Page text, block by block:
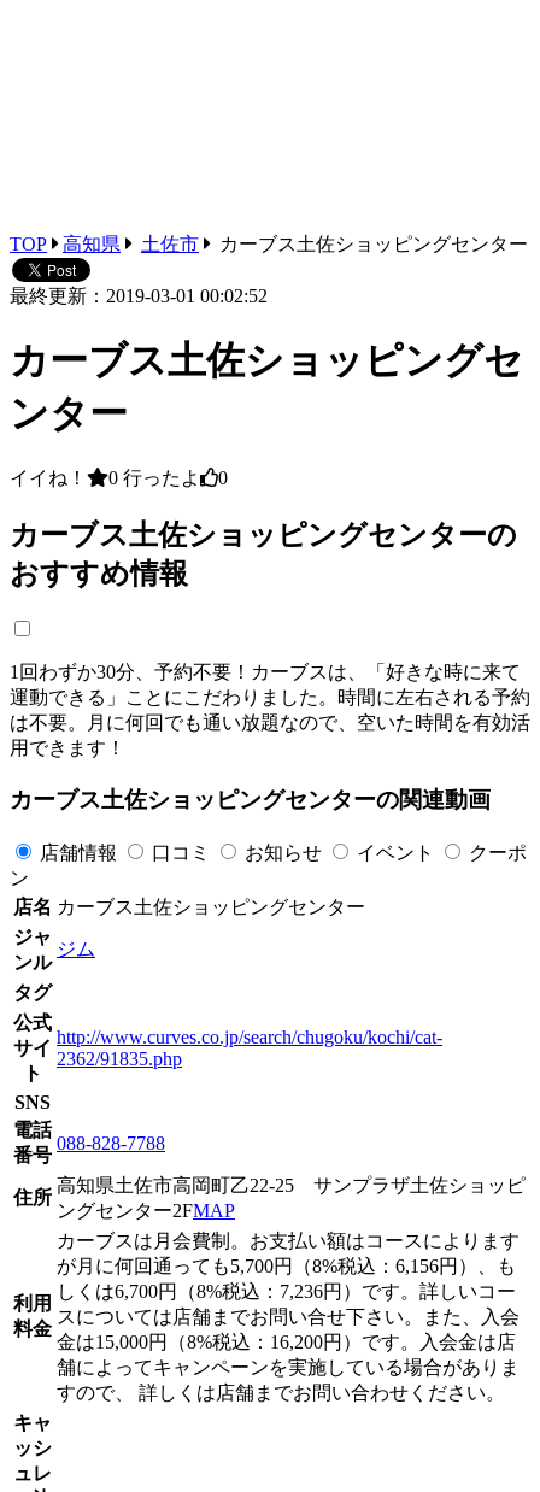
TOP 高知県 土佐市 カーブス土佐ショッピングセンター
最終更新：2019-03-01 00:02:52
カーブス土佐ショッピングセ
ンター
イイね！ 0 行ったよ 0
カーブス土佐ショッピングセンターの
おすすめ情報
1回わずか30分、予約不要！カーブスは、「好きな時に来て
運動できる」ことにこだわりました。時間に左右される予約
は不要。月に何回でも通い放題なので、空いた時間を有効活
用できます！
カーブス土佐ショッピングセンターの関連動画
店舗情報 口コミ お知らせ イベント
クーポ
ン
店名 カーブス土佐ショッピングセンター
ジャ
ンル
ジム
タグ
公式
サイ
ト
http://www.curves.co.jp/search/chugoku/kochi/cat-
2362/91835.php
SNS
電話
番号
088-828-7788
住所
高知県土佐市高岡町乙22-25 サンプラザ土佐ショッピ
ングセンター2FMAP
利用
料金
カーブスは月会費制。お支払い額はコースによります
が月に何回通っても5,700円（8%税込：6,156円）、も
しくは6,700円（8%税込：7,236円）です。詳しいコー
スについては店舗までお問い合せ下さい。また、入会
金は15,000円（8%税込：16,200円）です。入会金は店
舗によってキャンペーンを実施している場合がありま
すので、 詳しくは店舗までお問い合わせください。
キャ
ッシ
ュレ